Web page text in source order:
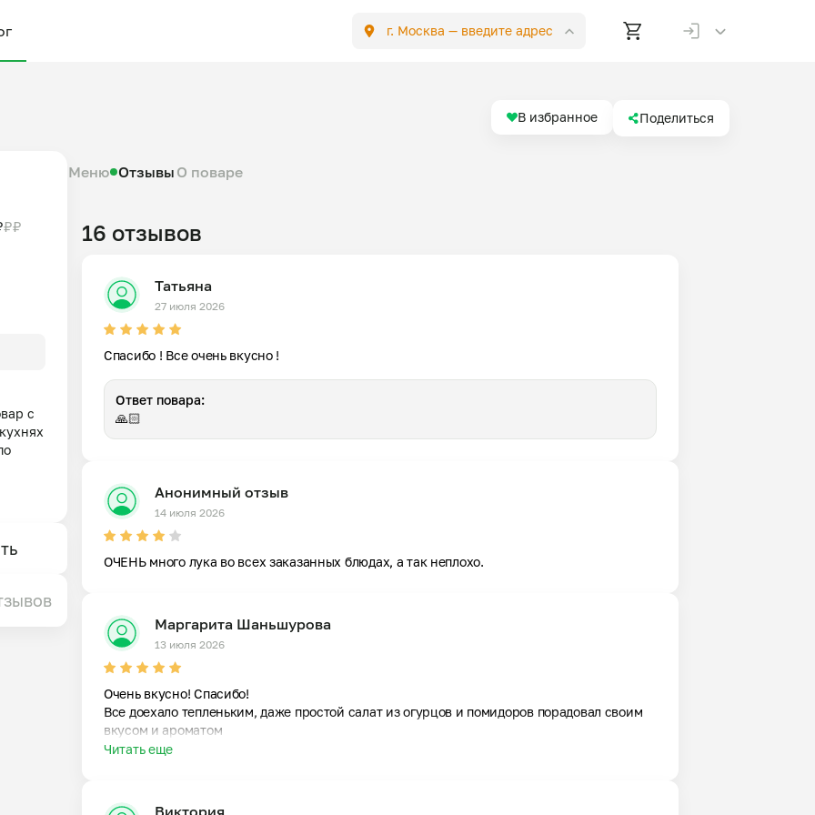
г. Москва — введите адрес
В избранное Поделиться
₽₽
с
Меню Отзывы О поваре
16 отзывов
Татьяна
27 июля 2026
Спасибо ! Все очень вкусно !
Ответ повара:
🙏🏻
Анонимный отзыв
14 июля 2026
ОЧЕНЬ много лука во всех заказанных блюдах, а так неплохо.
Маргарита Шаньшурова
13 июля 2026
Очень вкусно! Спасибо!
Все доехало тепленьким, даже простой салат из огурцов и помидоров порадовал своим
вкусом и ароматом
Читать еще
Виктория